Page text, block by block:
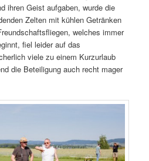
ihren Geist aufgaben, wurde die
Zelten mit kühlen Getränken
welches immer
fiel leider auf das
viele zu einem Kurzurlaub
die Beteiligung auch recht mager